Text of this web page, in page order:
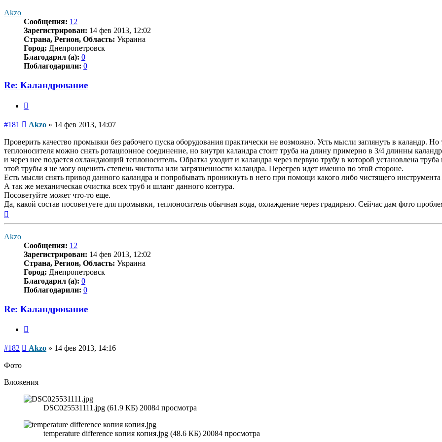
Akzo
Сообщения: 12
Зарегистрирован: 14 фев 2013, 12:02
Страна, Регион, Область: Украина
Город: Днепропетровск
Благодарил (а): 0
Поблагодарили: 0
Re: Каландрование
#181 Сообщение
Akzo » 14 фев 2013, 14:07
Проверить качество промывки без рабочего пуска оборудования практически не возможно. Усть мысли заглянуть в каландр.
теплоносителя можно снять ротационное соединение, но внутри каландра стоит труба на длину примерно в 3/4 длинны
и через нее подается охлаждающий теплоноситель. Обратка уходит и каландра через первую трубу в которой установлена
этой трубы я не могу оценить степень чистоты или загрязненности каландра. Перегрев идет именно по этой стороне.
Есть мысли снять привод данного каландра и попробывать проникнуть в него при помощи какого либо чистящего
А так же механическая очистка всех труб и шланг данного контура.
Посоветуйте может что-то еще.
Да, какой состав посоветуете для промывки, теплоноситель обычная вода, охлаждение через градирню. Сейчас дам фото
Akzo
Сообщения: 12
Зарегистрирован: 14 фев 2013, 12:02
Страна, Регион, Область: Украина
Город: Днепропетровск
Благодарил (а): 0
Поблагодарили: 0
Re: Каландрование
#182 Сообщение
Akzo » 14 фев 2013, 14:16
Фото
Вложения
DSC025531111.jpg (61.9 КБ) 20084 просмотра
temperature difference копия копия.jpg (48.6 КБ) 20084 просмотра